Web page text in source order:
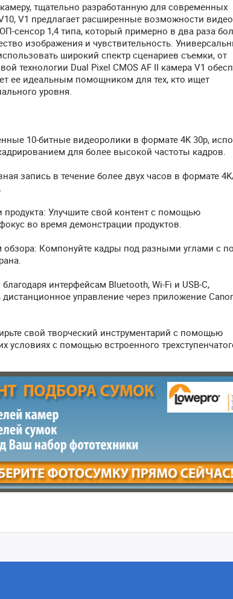
тщательно разработанную для современных
V1 предлагает расширенные возможности
сенсор 1,4 типа, который примерно в два раза
изображения и чувствительность.
широкий спектр сценариев съемки, от
технологии Dual Pixel CMOS AF II камера V1
ее идеальным помощником для тех, кто ищет
уровня.
10-битные видеоролики в формате 4K 30p,
для более высокой частоты кадров.
запись в течение более двух часов в формате
Улучшите свой контент с помощью
во время демонстрации продуктов.
Компонуйте кадры под разными углами с
интерфейсам Bluetooth, Wi-Fi и USB-C,
управление через приложение
свой творческий инструментарий с помощью
условиях с помощью встроенного